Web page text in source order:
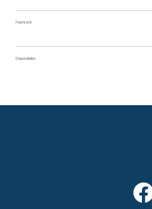
Fabricant
Disponibilité